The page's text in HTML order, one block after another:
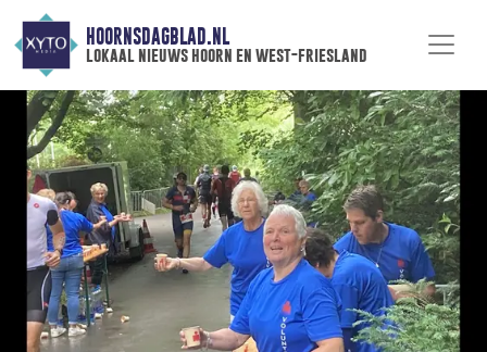
HOORNSDAGBLAD.NL
lokaal nieuws hoorn en west-friesland